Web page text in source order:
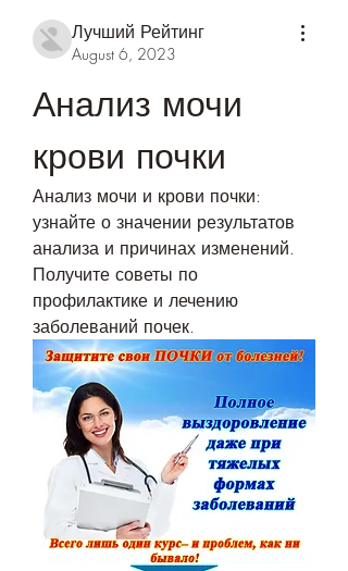
Лучший Рейтинг
August 6, 2023
Анализ мочи
крови почки
Анализ мочи и крови почки:
узнайте о значении результатов
анализа и причинах изменений.
Получите советы по
профилактике и лечению
заболеваний почек.